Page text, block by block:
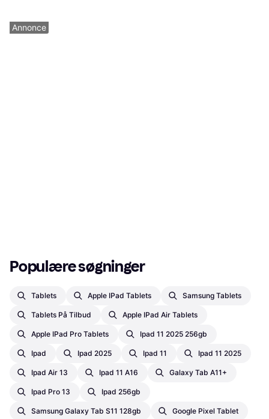
Annonce
Populære søgninger
Tablets Apple IPad Tablets Samsung Tablets
Tablets På Tilbud Apple IPad Air Tablets
Apple IPad Pro Tablets Ipad 11 2025 256gb
Ipad Ipad 2025 Ipad 11 Ipad 11 2025
Ipad Air 13 Ipad 11 A16 Galaxy Tab A11+
Ipad Pro 13 Ipad 256gb
Samsung Galaxy Tab S11 128gb Google Pixel Tablet